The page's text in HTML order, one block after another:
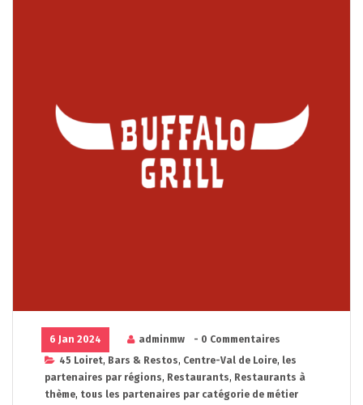
6 Jan 2024 adminmw
- 0 Commentaires
45 Loiret, Bars & Restos, Centre-Val de Loire, les
partenaires par régions, Restaurants, Restaurants à
thème, tous les partenaires par catégorie de métier